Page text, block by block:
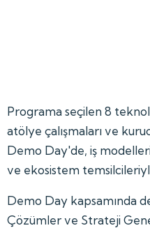
Programa seçilen 8
atölye çalışmaları ve
Demo Day'de, iş
ve ekosistem
Demo Day kapsamında
Çözümler ve Strateji